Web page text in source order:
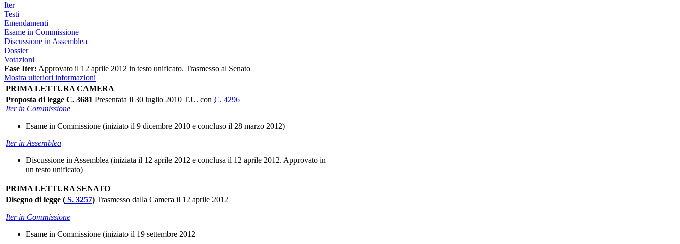
Iter
Testi
Emendamenti
Esame in Commissione
Discussione in Assemblea
Dossier
Votazioni
Fase Iter: Approvato il 12 aprile 2012 in testo unificato. Trasmesso al Senato
Mostra ulteriori informazioni
PRIMA LETTURA CAMERA
Proposta di legge C. 3681 Presentata il 30 luglio 2010 T.U. con C. 4296
Iter in Commissione
Esame in Commissione (iniziato il 9 dicembre 2010 e concluso il 28 marzo 2012)
Iter in Assemblea
Discussione in Assemblea (iniziata il 12 aprile 2012 e conclusa il 12 aprile 2012. Approvato in
un testo unificato)
PRIMA LETTURA SENATO
Disegno di legge ( S. 3257) Trasmesso dalla Camera il 12 aprile 2012
Iter in Commissione
Esame in Commissione (iniziato il 19 settembre 2012